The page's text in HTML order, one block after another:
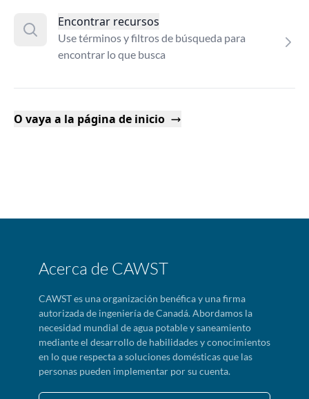
Encontrar recursos
Use términos y filtros de búsqueda para
encontrar lo que busca
O vaya a la página de inicio
Acerca de CAWST
CAWST es una organización benéfica y una firma
autorizada de ingeniería de Canadá. Abordamos la
necesidad mundial de agua potable y saneamiento
mediante el desarrollo de habilidades y conocimientos
en lo que respecta a soluciones domésticas que las
personas pueden implementar por su cuenta.